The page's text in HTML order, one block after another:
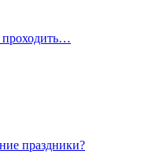
проходить…
праздники?